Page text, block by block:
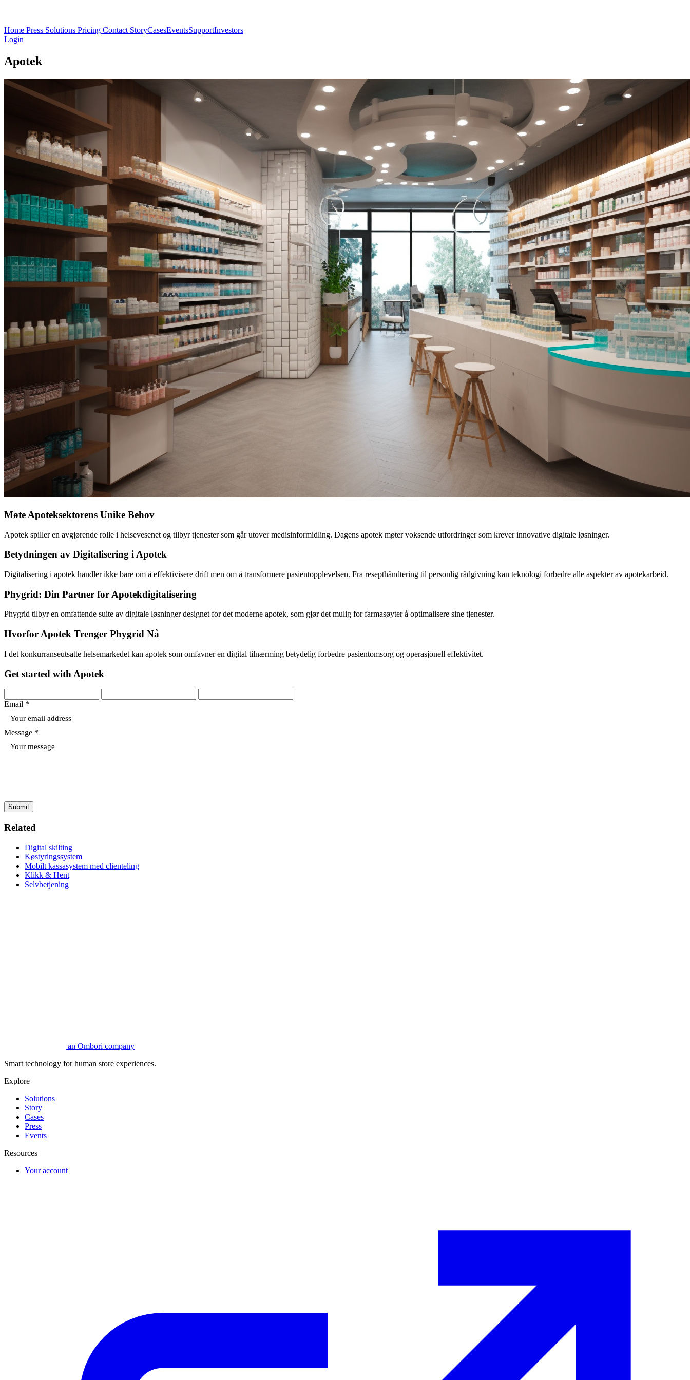
Home Press Solutions Pricing Contact StoryCasesEventsSupportInvestors
Login
Apotek
Møte Apoteksektorens Unike Behov
Apotek spiller en avgjørende rolle i helsevesenet og tilbyr tjenester som går utover medisinformidling. Dagens apotek møter voksende utfordringer som krever innovative digitale løsninger.
Betydningen av Digitalisering i Apotek
Digitalisering i apotek handler ikke bare om å effektivisere drift men om å transformere pasientopplevelsen. Fra resepthåndtering til personlig rådgivning kan teknologi forbedre alle aspekter av apotekarbeid.
Phygrid: Din Partner for Apotekdigitalisering
Phygrid tilbyr en omfattende suite av digitale løsninger designet for det moderne apotek, som gjør det mulig for farmasøyter å optimalisere sine tjenester.
Hvorfor Apotek Trenger Phygrid Nå
I det konkurranseutsatte helsemarkedet kan apotek som omfavner en digital tilnærming betydelig forbedre pasientomsorg og operasjonell effektivitet.
Get started with Apotek
Email *
Message *
Submit
Related
Digital skilting
Køstyringssystem
Mobilt kassasystem med clienteling
Klikk & Hent
Selvbetjening
an Ombori company
Smart technology for human store experiences.
Explore
Solutions
Story
Cases
Press
Events
Resources
Your account